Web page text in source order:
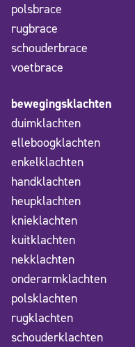
polsbrace
rugbrace
schouderbrace
voetbrace
bewegingsklachten
duimklachten
elleboogklachten
enkelklachten
handklachten
heupklachten
knieklachten
kuitklachten
nekklachten
onderarmklachten
polsklachten
rugklachten
schouderklachten